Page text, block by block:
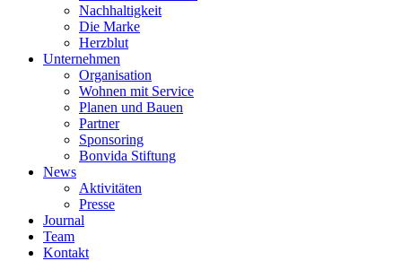
Nachhaltigkeit
Die Marke
Herzblut
Unternehmen
Organisation
Wohnen mit Service
Planen und Bauen
Partner
Sponsoring
Bonvida Stiftung
News
Aktivitäten
Presse
Journal
Team
Kontakt